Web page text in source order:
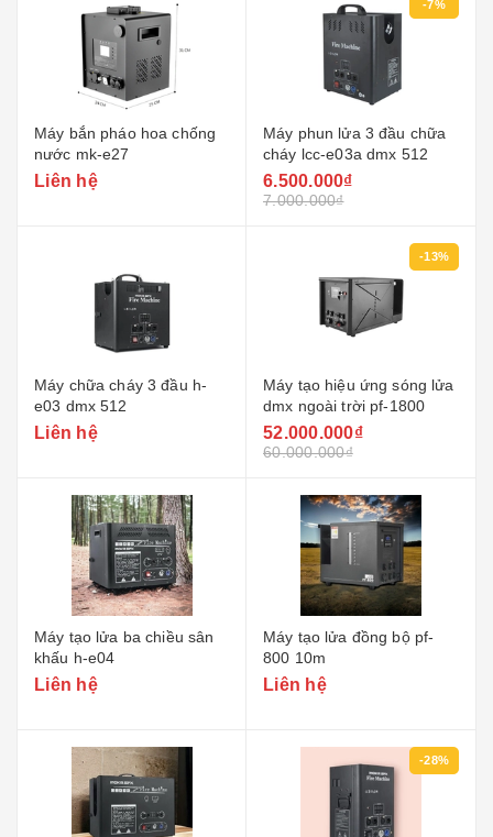
Máy bắn pháo hoa chống
nước mk-e27
Liên hệ
-7%
Máy phun lửa 3 đầu chữa
cháy lcc-e03a dmx 512
6.500.000₫
7.000.000₫
Máy chữa cháy 3 đầu h-
e03 dmx 512
Liên hệ
-13%
Máy tạo hiệu ứng sóng lửa
dmx ngoài trời pf-1800
52.000.000₫
60.000.000₫
Máy tạo lửa ba chiều sân
khấu h-e04
Liên hệ
Máy tạo lửa đồng bộ pf-
800 10m
Liên hệ
-28%